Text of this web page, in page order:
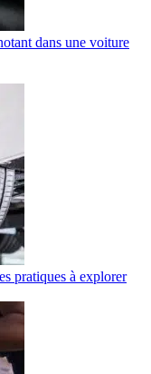
dans une voiture
pratiques à explorer